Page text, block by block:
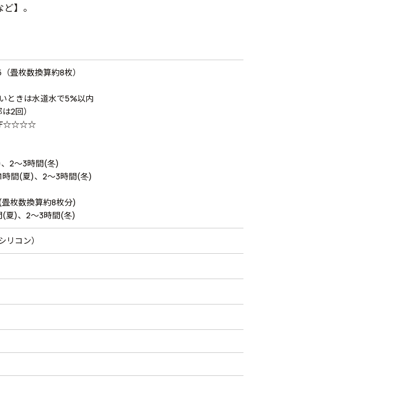
】。
畳枚数換算約8枚）
ときは水道水で5%以内
2回）
F☆☆☆☆
2～3時間(冬)
時間(夏)、2～3時間(冬)
枚数換算約8枚分)
(夏)、2～3時間(冬)
コン）